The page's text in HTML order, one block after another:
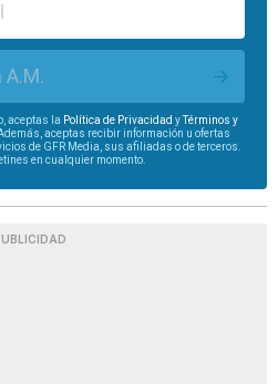
aceptas la Política de Privacidad yTérminos y
aceptas recibir información u ofertas
de GFR Media, sus afiliadas o de terceros.
en cualquier momento.